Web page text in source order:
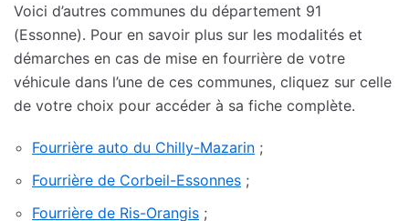
Voici d’autres communes du département 91
(Essonne). Pour en savoir plus sur les modalités et
démarches en cas de mise en fourrière de votre
véhicule dans l’une de ces communes, cliquez sur celle
de votre choix pour accéder à sa fiche complète.
Fourrière auto du Chilly-Mazarin ;
Fourrière de Corbeil-Essonnes ;
Fourrière de Ris-Orangis ;